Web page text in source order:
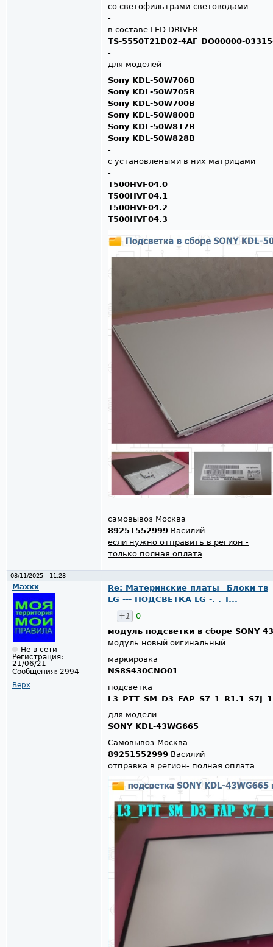
со светофильтрами-световодами
-
в составе LED DRIVER
TS-5550T21D02-4AF DO00000-
-
для моделей
Sony KDL-50W706B
Sony KDL-50W705B
Sony KDL-50W700B
Sony KDL-50W800B
Sony KDL-50W817B
Sony KDL-50W828B
-
с установлеными в них матрицами
-
T500HVF04.0
T500HVF04.1
T500HVF04.2
T500HVF04.3
-
самовывоз Москва
89251552999 Василий
если нужно отправить в регион -
только полная оплата
03/11/2025 - 11:23
Maxxx
Не в сети
Регистрация:
21/06/21
Сообщения: 2994
Верх
Re: Материнские платы _Блоки тв
LG --- ПОДСВЕТКА LG -. . T...
+1
0
модуль подсветки в сборе SONY
модуль новый оигинальный
маркировка
NS8S430CNO01
пoдсвeткa
для модели
SONY KDL-43WG665
Самовывоз-Москва
89251552999 Василий
отправка в регион- полная оплата